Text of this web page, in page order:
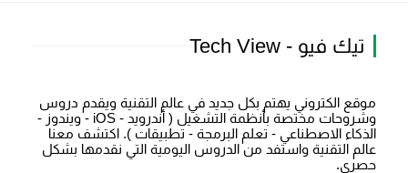
تيك فيو - Tech View
موقع الكتروني يهتم بكل جديد في عالم التقنية ويقدم دروس
وشروحات مختصة بأنظمة التشغيل ( أندرويد - iOS - ويندوز -
الذكاء الاصطناعي - تعلم البرمجة - تطبيقات ). اكتشف معنا
عالم التقنية واستفد من الدروس اليومية التي نقدمها بشكل
حصري.